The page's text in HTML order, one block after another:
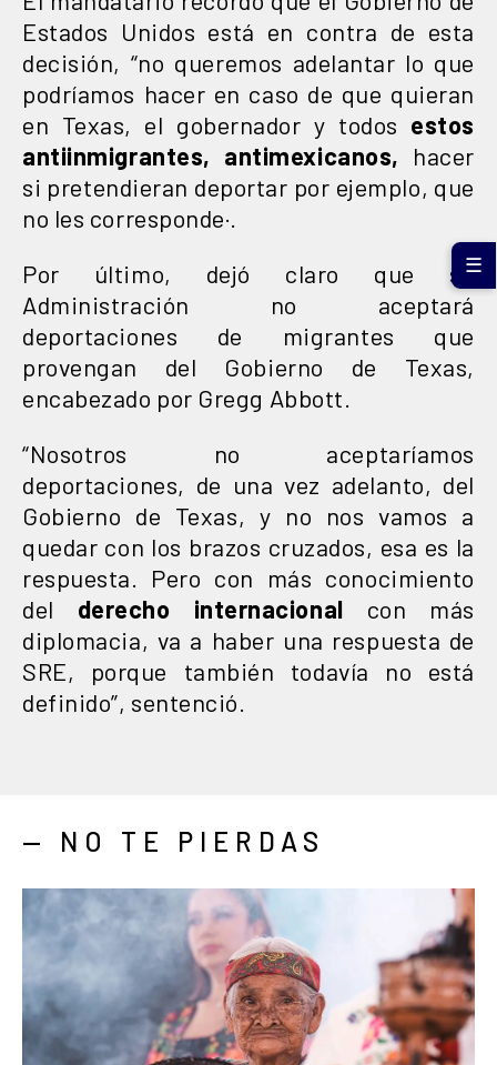
Estados Unidos está en contra de esta
decisión, “no queremos adelantar lo que
podríamos hacer en caso de que quieran
en Texas, el gobernador y todos estos
antiinmigrantes, antimexicanos, hacer
si pretendieran deportar por ejemplo, que
no les corresponde·.
Por último, dejó claro que su
Administración no aceptará
deportaciones de migrantes que
provengan del Gobierno de Texas,
encabezado por Gregg Abbott.
“Nosotros no aceptaríamos
deportaciones, de una vez adelanto, del
Gobierno de Texas, y no nos vamos a
quedar con los brazos cruzados, esa es la
respuesta. Pero con más conocimiento
del derecho internacional con más
diplomacia, va a haber una respuesta de
SRE, porque también todavía no está
definido”, sentenció.
— NO TE PIERDAS
☰